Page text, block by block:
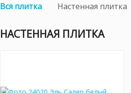
Вся плитка Настенная плитка
НАСТЕННАЯ ПЛИТКА